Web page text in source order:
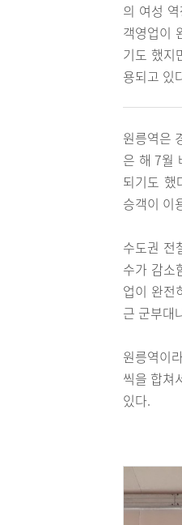
의 여성
객영업이
기도 했지
용되고 있
원릉역은
은 해 7월
되기도 했
승객이 이
수도권 전
수가 감소
업이 완전
근 군부대
원릉역이
씩을 합쳐
있다.